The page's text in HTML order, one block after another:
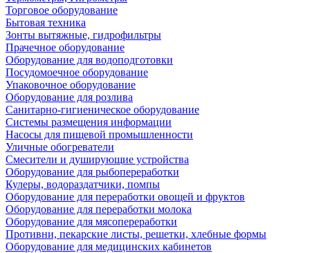
Торговое оборудование
Бытовая техника
Зонты вытяжные, гидрофильтры
Прачечное оборудование
Оборудование для водоподготовки
Посудомоечное оборудование
Упаковочное оборудование
Оборудование для розлива
Санитарно-гигиеническое оборудование
Системы размещения информации
Насосы для пищевой промышленности
Уличные обогреватели
Смесители и душирующие устройства
Оборудование для рыбопереработки
Кулеры, водораздатчики, помпы
Оборудование для переработки овощей и фруктов
Оборудование для переработки молока
Оборудование для мясопереработки
Противни, пекарские листы, решетки, хлебные формы
Оборудование для медицинских кабинетов